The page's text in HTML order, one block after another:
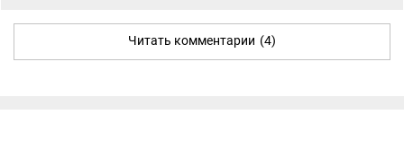
Читать комментарии (4)